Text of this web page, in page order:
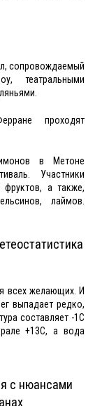
сопровождаемый
театральными
проходят
в Метоне
Участники
а также,
лаймов.
всех желающих. И
выпадает редко,
составляет -1С
+13С, а вода
с нюансами